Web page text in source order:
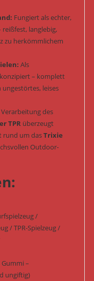
Fungiert als echter,
reißfest, langlebig,
zu herkömmlichem
Als
– komplett
leises
des
TPRüberzeugt
rund um dasTrixie
Outdoor-
/
/ TPR-Spielzeug /
–
ungiftig)